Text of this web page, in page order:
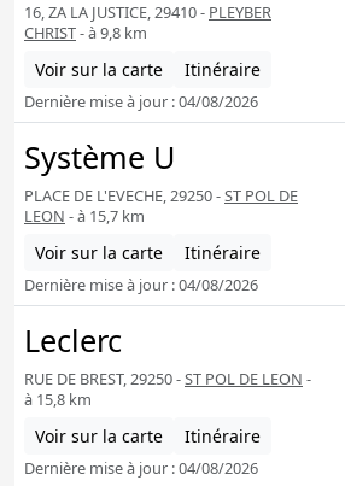
16, ZA LA JUSTICE, 29410 - PLEYBER
CHRIST- à 9,8 km
Voir sur la carte Itinéraire
Dernière mise à jour : 04/08/2026
Système U
PLACE DE L'EVECHE, 29250 -ST POL DE
LEON - à 15,7 km
Voir sur la carte Itinéraire
Dernière mise à jour : 04/08/2026
Leclerc
RUE DE BREST, 29250 -ST POL DE LEON -
à 15,8 km
Voir sur la carte Itinéraire
Dernière mise à jour : 04/08/2026